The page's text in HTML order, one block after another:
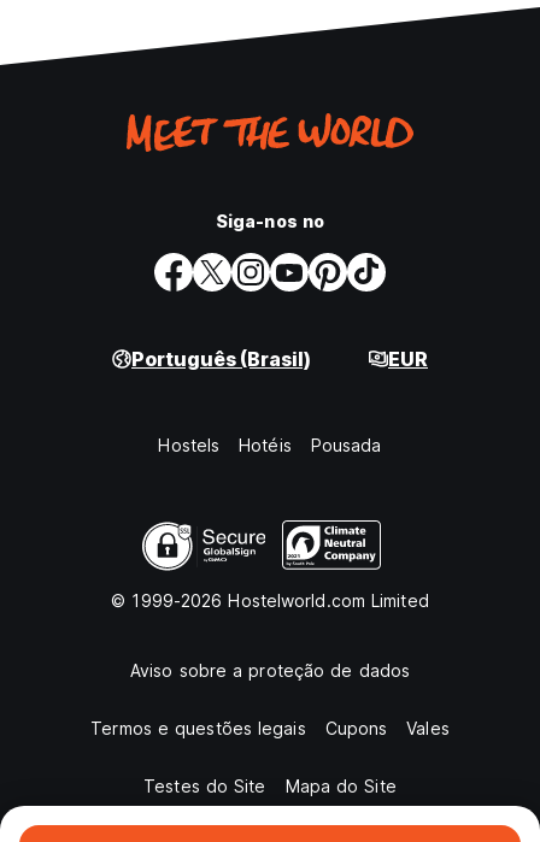
Siga-nos no
Português (Brasil) EUR
Hostels Hotéis Pousada
© 1999-2026 Hostelworld.com Limited
Aviso sobre a proteção de dados
Termos e questões legais Cupons Vales
Testes do Site Mapa do Site